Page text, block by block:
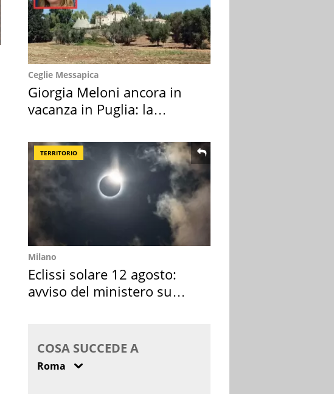
Ceglie Messapica
Giorgia Meloni ancora in
vacanza in Puglia: la
TERRITORIO
Milano
Eclissi solare 12 agosto:
avviso del ministero su